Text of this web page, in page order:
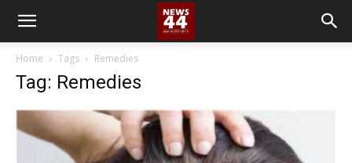
Home Tags Remedies
Tag: Remedies